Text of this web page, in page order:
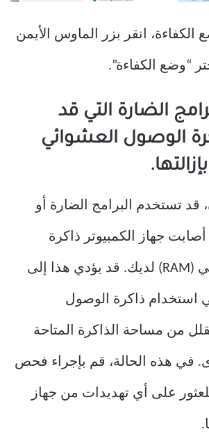
الكفاءة، انقر بزر الماوس الأيمن
“وضع الكفاءة”.
الضارة التي قد
الوصول العشوائي
قد تستخدم البرامج الضارة أو
جهاز الكمبيوتر ذاكرة
الوصول العشوائي (RAM) لديك. قد يؤدي هذا إلى
استخدام ذاكرة الوصول
من مساحة الذاكرة المتاحة
في هذه الحالة، قم بإجراء فحص
على أي تهديدات من جهاز